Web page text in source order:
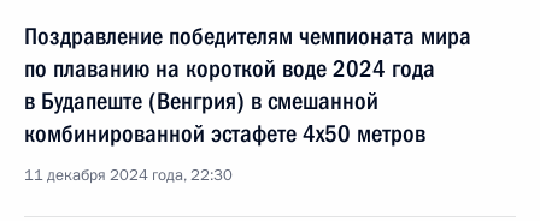
Поздравление победителям чемпионата мира
по плаванию на короткой воде 2024 года
в Будапеште (Венгрия) в смешанной
комбинированной эстафете 4х50 метров
11 декабря 2024 года, 22:30